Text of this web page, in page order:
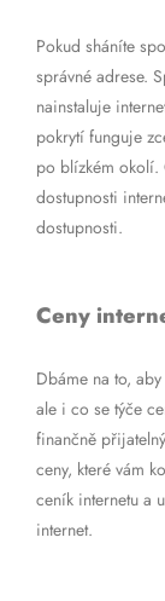
Pokud sháníte
správné adrese.
nainstaluje
pokrytí funguje
po blízkém okolí.
dostupnosti
dostupnosti.
Ceny
Dbáme na to,
ale i co se týče
finančně
ceny, které vám
ceník internetu a
internet.